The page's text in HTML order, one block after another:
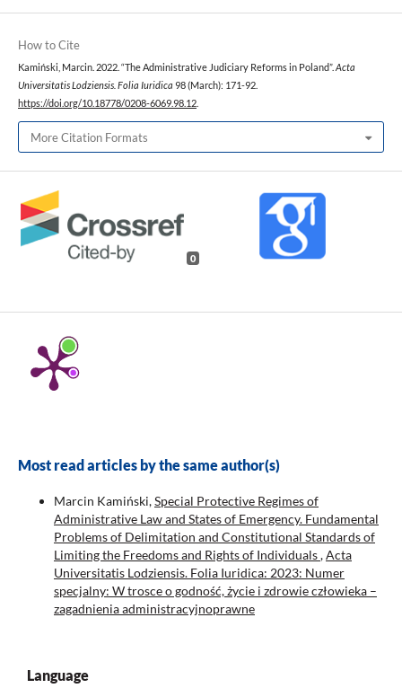
How to Cite
Kamiński, Marcin. 2022. “The Administrative Judiciary Reforms in Poland”. Acta
Universitatis Lodziensis. Folia Iuridica 98 (March): 171-92.
https://doi.org/10.18778/0208-6069.98.12
More Citation Formats
0
Most read articles by the same author(s)
Marcin Kamiński,Special Protective Regimes of
Administrative Law and States of Emergency. Fundamental
Problems of Delimitation and Constitutional Standards of
Limiting the Freedoms and Rights of Individuals,Acta
Universitatis Lodziensis. Folia Iuridica: 2023: Numer
specjalny: W trosce o godność, życie i zdrowie człowieka –
zagadnienia administracyjnoprawne
Language